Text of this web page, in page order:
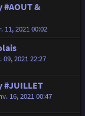
#AOUT &
11, 2021 00:02
09, 2021 22:27
#JUILLET
16, 2021 00:47